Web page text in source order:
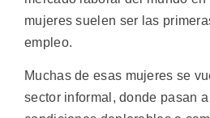
mujeres suelen ser las
empleo.
Muchas de esas mujeres se
sector informal, donde pasan